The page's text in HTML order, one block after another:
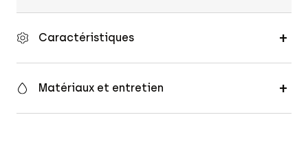
Caractéristiques
Matériaux et entretien